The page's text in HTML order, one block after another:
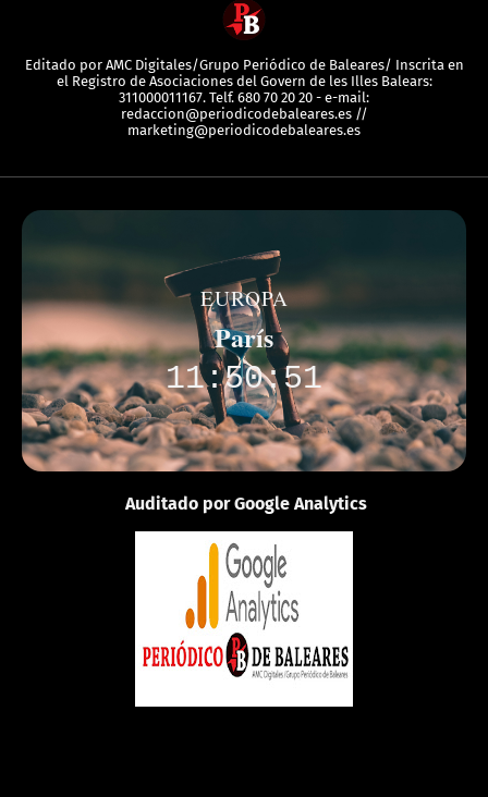
Editado por AMC Digitales/Grupo Periódico de Baleares/ Inscrita en
el Registro de Asociaciones del Govern de les Illes Balears:
311000011167. Telf. 680 70 20 20 - e-mail:
redaccion@periodicodebaleares.es //
marketing@periodicodebaleares.es
EUROPA
París
11:50:51
Auditado por Google Analytics